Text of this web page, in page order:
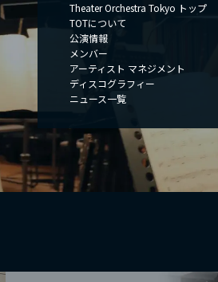
Theater Orchestra Tokyo トップ
TOTについて
公演情報
メンバー
アーティスト マネジメント
ディスコグラフィー
ニュース一覧